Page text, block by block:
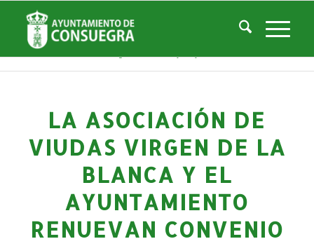
Noticias
Usted está aquí: Inicio / Noticias
Noticias-Actualidad
/
LA ASOCIACIÓN DE
VIUDAS VIRGEN DE LA
BLANCA Y EL
AYUNTAMIENTO
RENUEVAN CONVENIO